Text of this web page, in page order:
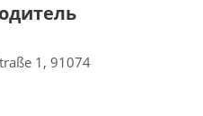
1, 91074